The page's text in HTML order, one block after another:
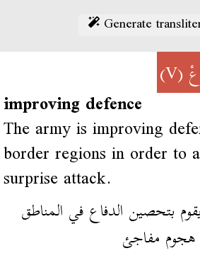
Generate
(V)
improving defence
The army is improving
border regions in order to
surprise attack.
بتحصين الدفاع في المناطق
مفاجئ